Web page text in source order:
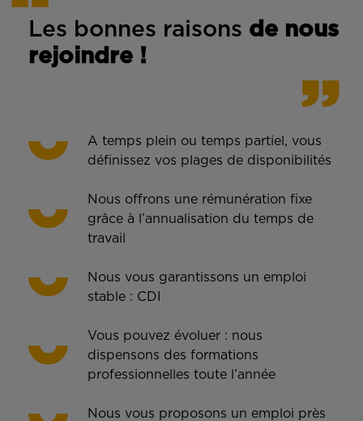
Les bonnes raisons de nous
rejoindre !
A temps plein ou temps partiel, vous
définissez vos plages de disponibilités
Nous offrons une rémunération fixe
grâce à l’annualisation du temps de
travail
Nous vous garantissons un emploi
stable : CDI
Vous pouvez évoluer : nous
dispensons des formations
professionnelles toute l’année
Nous vous proposons un emploi près